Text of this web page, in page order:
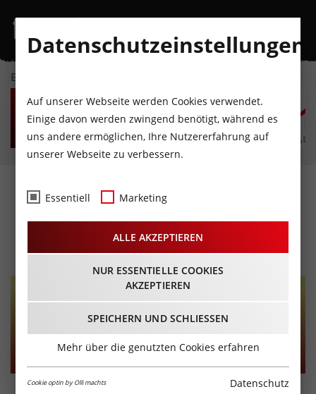
EVENTKALENDER
DO
6
AUGUST
FR
7
AUGUST
SA
8
AUGUST
SO
9
AUGUST
MO
10
AUGUST
„Ich Liebe Dich (Fast) Wie
Du Bist“
30.09.2026 - Beginn 19:00 Uhr
Datenschutzeinstellungen
Auf unserer Webseite werden Cookies verwendet.
Einige davon werden zwingend benötigt, während es
uns andere ermöglichen, Ihre Nutzererfahrung auf
unserer Webseite zu verbessern.
Essentiell Marketing
ALLE AKZEPTIEREN
NUR ESSENTIELLE COOKIES
AKZEPTIEREN
SPEICHERN UND SCHLIESSEN
Mehr über die genutzten Cookies erfahren
Cookie optin by Olli machts Datenschutz